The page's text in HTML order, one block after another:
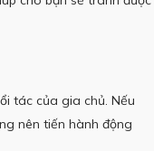
tác của gia chủ. Nếu
nên tiến hành động